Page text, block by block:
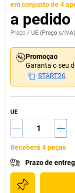
em conjunto de 4
a pedido
Preço / UE (Preço s/IVA)
Promoçao
Garanta o seu
START26
UE
Receberá 4 peças
Prazo de